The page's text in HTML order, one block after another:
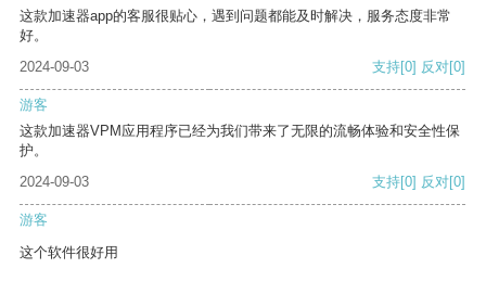
这款加速器app的客服很贴心，遇到问题都能及时解决，服务态度非常
好。
2024-09-03
支持[0] 反对[0]
游客
这款加速器VPM应用程序已经为我们带来了无限的流畅体验和安全性保
护。
2024-09-03
支持[0] 反对[0]
游客
这个软件很好用